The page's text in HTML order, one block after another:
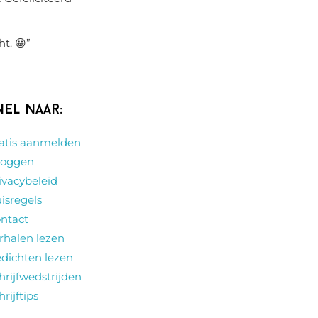
😀”
naar:
aanmelden
lezen
lezen